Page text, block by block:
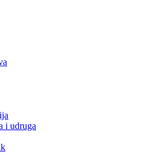
i udruga